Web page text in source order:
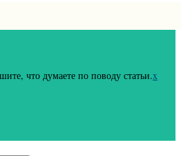
что думаете по поводу статьи.x